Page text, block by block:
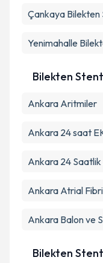
Kişisel
kapsamda
Çankaya Bilekten
Yenimahalle
Bilekten Stent
Ankara Aritmiler
Ankara 24 saat
Ankara 24
Ankara Atrial
Ankara Balon ve
Bilekten